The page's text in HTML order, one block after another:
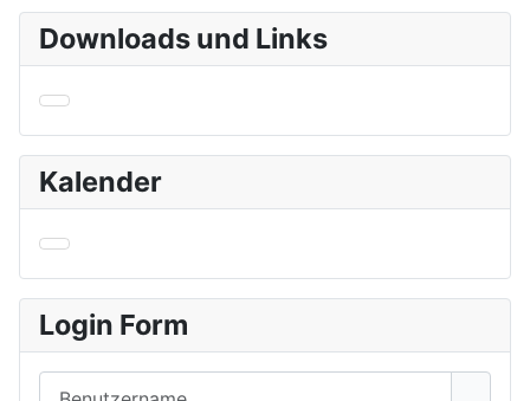
Downloads und Links
Kalender
Login Form